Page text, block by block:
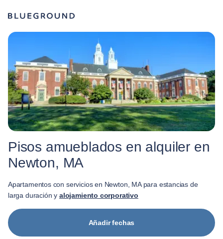
Pisos amueblados en alquiler en
Newton, MA
Apartamentos con servicios en Newton, MA para estancias de
larga duración y alojamiento corporativo
Añadir fechas